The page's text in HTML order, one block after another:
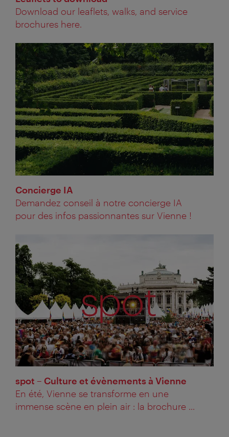
Download our leaflets, walks, and service
brochures here.
Concierge IA
Demandez conseil à notre concierge IA
pour des infos passionnantes sur Vienne !
spot – Culture et évènements à Vienne
En été, Vienne se transforme en une
immense scène en plein air : la brochure ...